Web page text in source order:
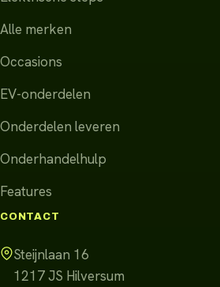
Alle merken
Occasions
EV-onderdelen
Onderdelen leveren
Onderhandelhulp
Features
CONTACT
Steijnlaan 16
1217 JS Hilversum